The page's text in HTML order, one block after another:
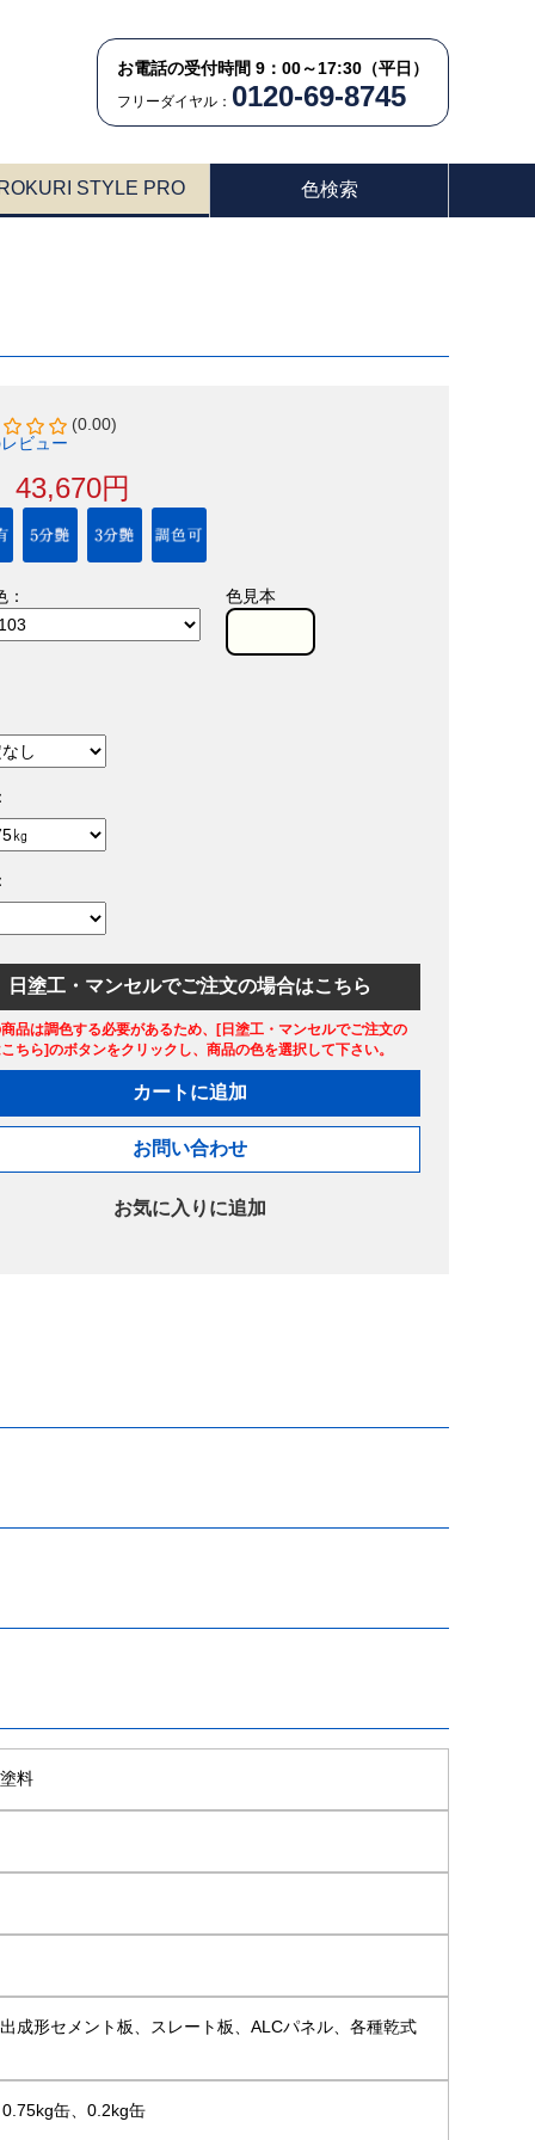
お電話の受付時間 9：00～17:30（平日）
フリーダイヤル： 0120-69-8745
ROKURI STYLE PRO 色検索
(0.00)
ビュー
43,670円
： 色見本
日塗工・マンセルでご注文の場合はこちら
品は調色する必要があるため、[日塗工・マンセルでご注文の
ちら]のボタンをクリックし、商品の色を選択して下さい。
カートに追加
お問い合わせ
お気に入りに追加
料
成形セメント板、スレート板、ALCパネル、各種乾式
缶、0.2kg缶